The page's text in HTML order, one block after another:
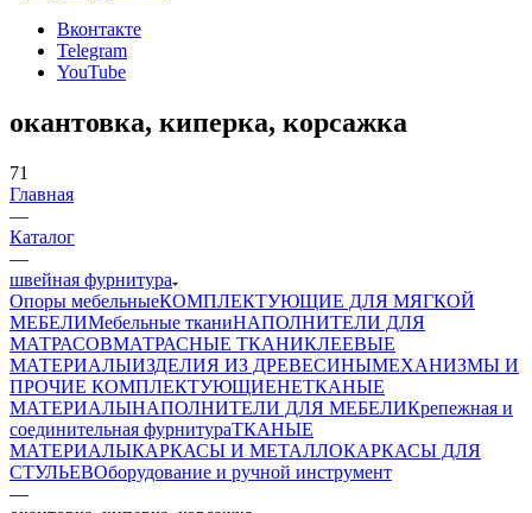
Вконтакте
Telegram
YouTube
окантовка, киперка, корсажка
71
Главная
—
Каталог
—
швейная фурнитура
Опоры мебельныеКОМПЛЕКТУЮЩИЕ ДЛЯ МЯГКОЙ
МЕБЕЛИМебельные тканиНАПОЛНИТЕЛИ ДЛЯ
МАТРАСОВМАТРАСНЫЕ ТКАНИКЛЕЕВЫЕ
МАТЕРИАЛЫИЗДЕЛИЯ ИЗ ДРЕВЕСИНЫМЕХАНИЗМЫ И
ПРОЧИЕ КОМПЛЕКТУЮЩИЕНЕТКАНЫЕ
МАТЕРИАЛЫНАПОЛНИТЕЛИ ДЛЯ МЕБЕЛИКрепежная и
соединительная фурнитураТКАНЫЕ
МАТЕРИАЛЫКАРКАСЫ И МЕТАЛЛОКАРКАСЫ ДЛЯ
СТУЛЬЕВОборудование и ручной инструмент
—